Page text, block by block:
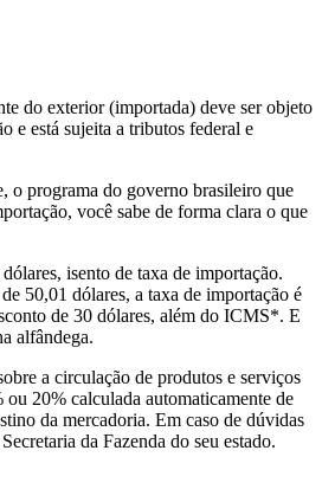
do exterior (importada) deve ser objeto
e está sujeita a tributos federal e
o programa do governo brasileiro que
você sabe de forma clara o que
, isento de taxa de importação.
50,01 dólares, a taxa de importação é
de 30 dólares, além do ICMS*. E
alfândega.
a circulação de produtos e serviços
20% calculada automaticamente de
da mercadoria. Em caso de dúvidas
da Fazenda do seu estado.